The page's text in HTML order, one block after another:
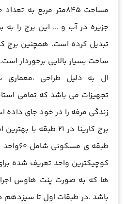
جزیره در آب و ... این برج را
تبدیل کرده است. همچنین برج
ساخت بسیار بالایی برخوردار
ال به دلیل طراحی ،معماری
تجهیزات می باشد که تمامی
زندگی مرفه را در خود جای داده
طبقه ی